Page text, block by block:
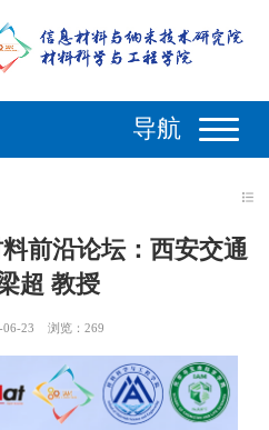
导航
前沿论坛：西安交通
超 教授
06-23 浏览： 269